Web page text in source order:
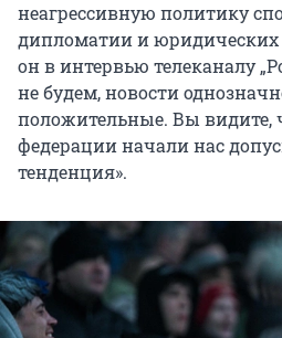
неагрессивную политику
дипломатии и
он в интервью телеканалу
не будем, новости
положительные. Вы видите,
федерации начали нас
тенденция».